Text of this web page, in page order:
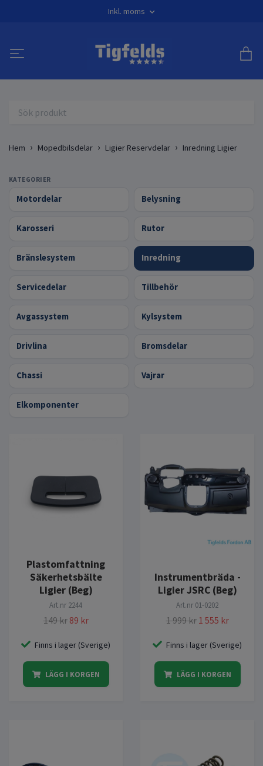
Inkl. moms
Hem Mopedbilsdelar Ligier Reservdelar Inredning Ligier
KATEGORIER
Motordelar Belysning
Karosseri Rutor
Bränslesystem Inredning
Servicedelar Tillbehör
Avgassystem Kylsystem
Drivlina Bromsdelar
Chassi Vajrar
Elkomponenter
Plastomfattning
Säkerhetsbälte
Ligier (Beg)
Art.nr 2244
149 kr 89 kr
Finns i lager (Sverige)
LÄGG I KORGEN
Instrumentbräda -
Ligier JSRC (Beg)
Art.nr 01-0202
1 999 kr 1 555 kr
Finns i lager (Sverige)
LÄGG I KORGEN